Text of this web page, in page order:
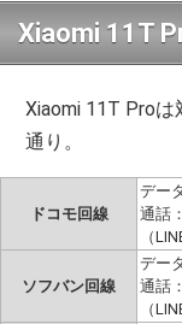
Xiaomi 11T
Xiaomi 11T Pro
通り。
ドコモ回線
デー
通話
（
ソフバン回線
デー
通話
（